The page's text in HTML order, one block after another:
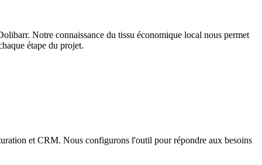
Notre connaissance du tissu économique local nous permet
étape du projet.
et CRM. Nous configurons l'outil pour répondre aux besoins